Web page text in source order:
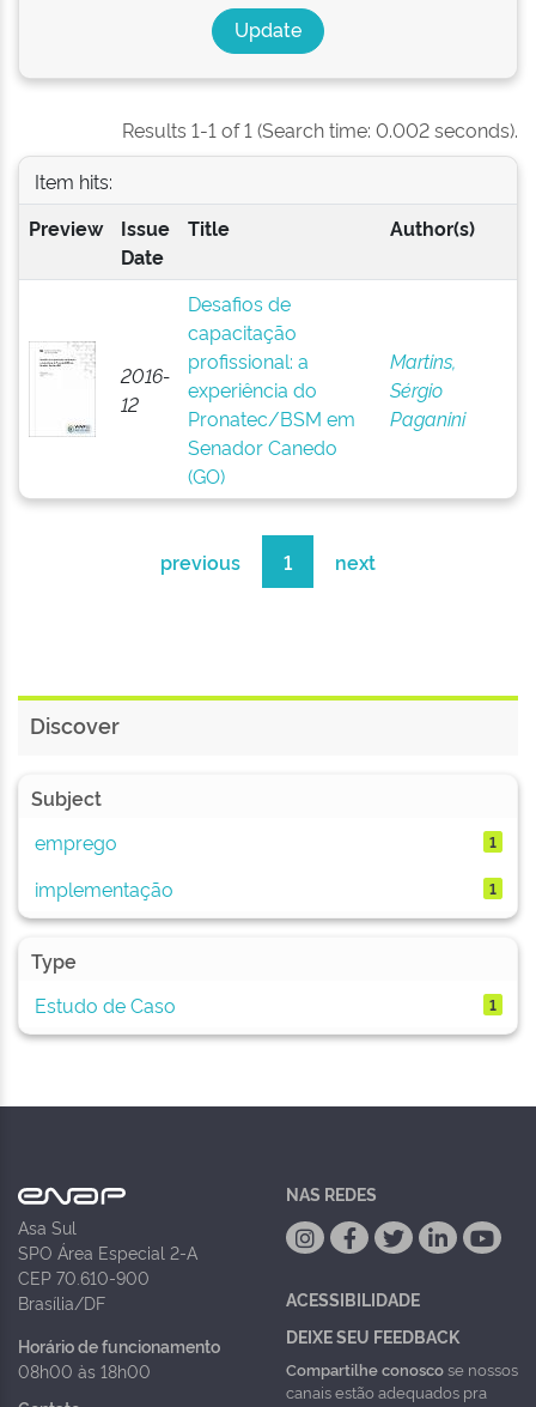
Results 1-1 of 1 (Search time: 0.002 seconds).
Item hits:
Preview
Issue
Date
Title Author(s)
2016-
12
Desafios de
capacitação
profissional: a
experiência do
Pronatec/BSM em
Senador Canedo
(GO)
Martins,
Sérgio
Paganini
previous 1 next
Discover
Subject
emprego
1
implementação 1
Type
Estudo de Caso
1
Asa Sul
SPO Área Especial 2-A
CEP 70.610-900
Brasília/DF
Horário de funcionamento
08h00 às 18h00
NAS REDES
ACESSIBILIDADE
DEIXE SEU FEEDBACK
Compartilhe conoscose nossos
canais estão adequados pra